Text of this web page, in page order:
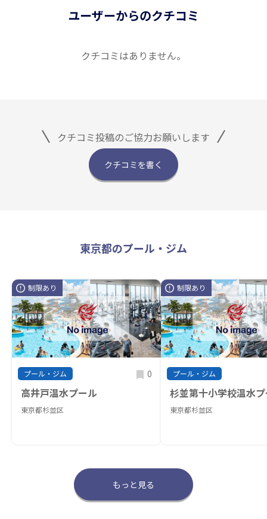
ユーザーからのクチコミ
クチコミはありません。
クチコミ投稿のご協力お願いします
クチコミを書く
東京都のプール・ジム
制限あり
プール・ジム 0
高井戸温水プール
東京都杉並区
制限あり
プール・ジム
杉並第十小学校温水
東京都杉並区
もっと見る